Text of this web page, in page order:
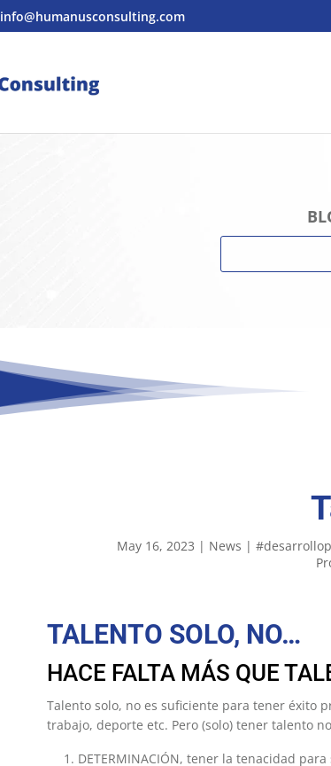
info@humanusconsulting.com
May 16, 2023 | News |
TALENTO SOLO, NO…
HACE FALTA MÁS QUE
Talento solo, no es suficiente para tener éxito
trabajo, deporte etc. Pero (solo) tener talento
DETERMINACIÓN, tener la tenacidad